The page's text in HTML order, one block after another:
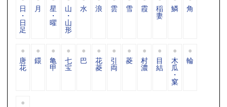
日
・
日
足
月 星
・
曜
山
・
山
形
水 浪 雲 雪 霞 稲
妻
鱗 角
唐
花
鐶 亀
甲
七
宝
巴 花
菱
引
両
菱 村
濃
目
結
木
瓜
・
窠
輪